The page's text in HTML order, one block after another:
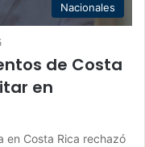
Nacionales
de Costa
en
en Costa Rica rechazó